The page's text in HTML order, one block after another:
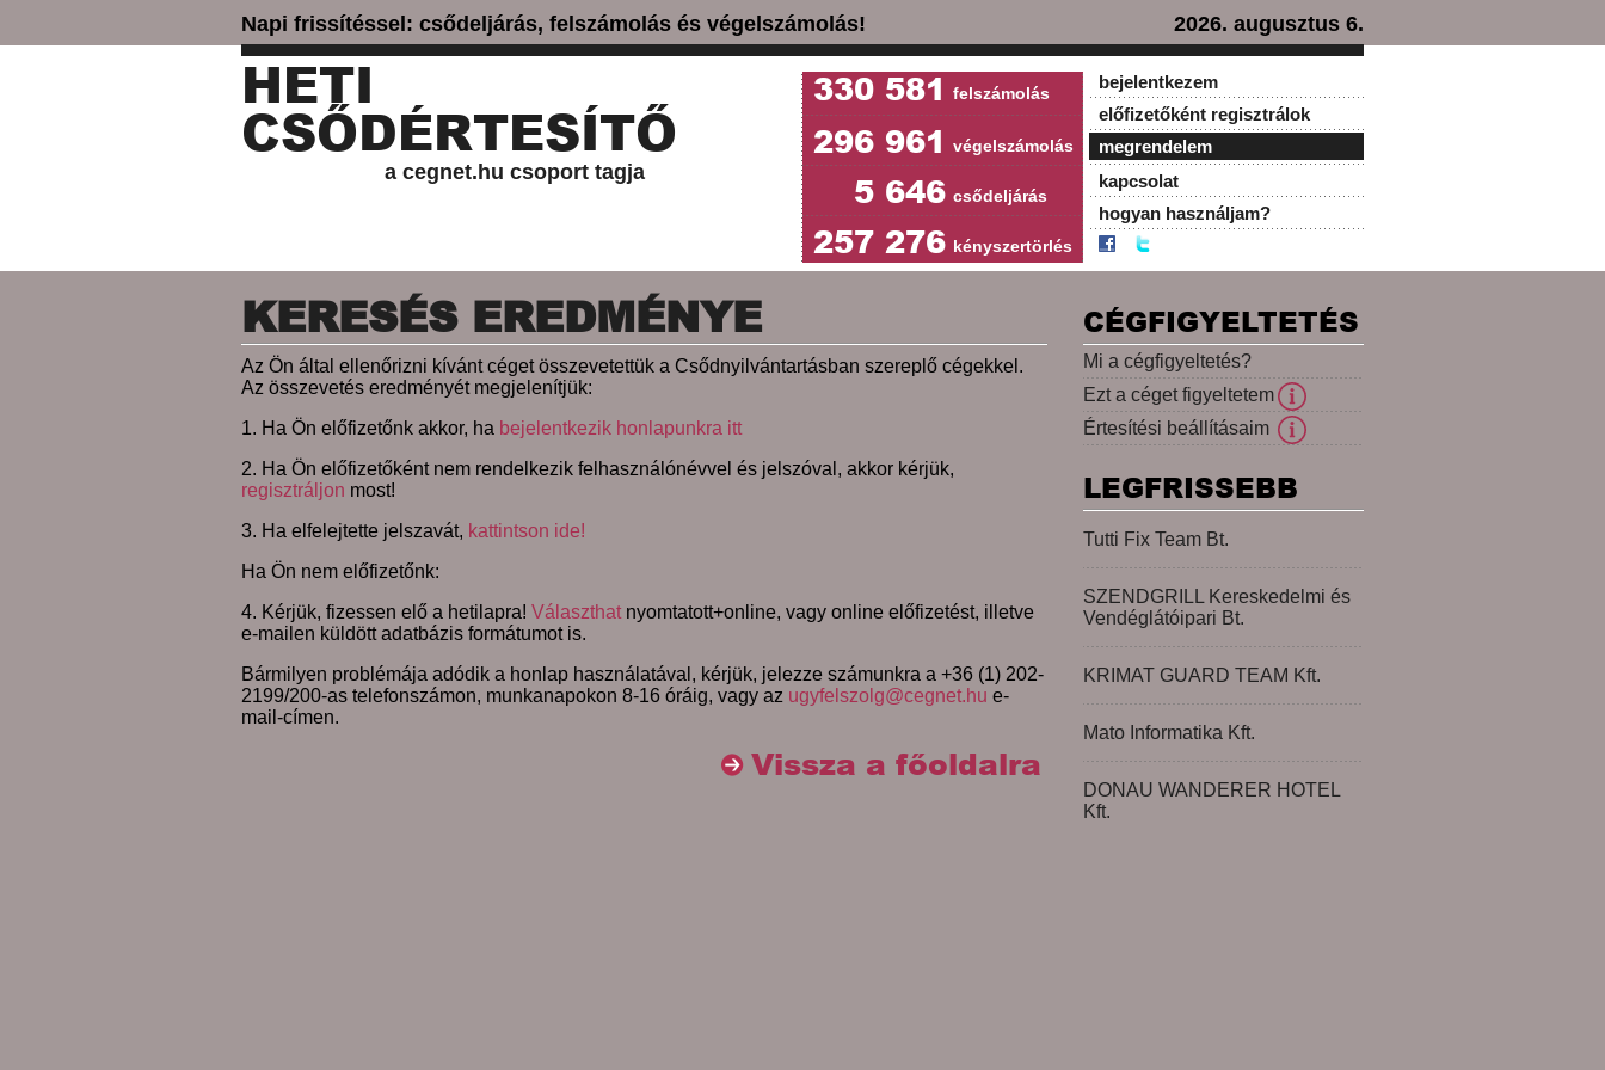
Napi frissítéssel: csődeljárás, felszámolás és végelszámolás! 2026. augusztus 6.
HETI
CSŐDÉRTESÍTŐ
a cegnet.hu csoport tagja
330 581 felszámolás
296 961 végelszámolás
5 646 csődeljárás
257 276 kényszertörlés
bejelentkezem
előfizetőként regisztrálok
megrendelem
kapcsolat
hogyan használjam?
KERESÉS EREDMÉNYE
Az Ön által ellenőrizni kívánt céget összevetettük a Csődnyilvántartásban szereplő cégekkel.
Az összevetés eredményét megjelenítjük:
1. Ha Ön előfizetőnk akkor, ha bejelentkezik honlapunkra itt
2. Ha Ön előfizetőként nem rendelkezik felhasználónévvel és jelszóval, akkor kérjük,
regisztráljon most!
3. Ha elfelejtette jelszavát, kattintson ide!
Ha Ön nem előfizetőnk:
4. Kérjük, fizessen elő a hetilapra! Választhat nyomtatott+online, vagy online előfizetést, illetve
e-mailen küldött adatbázis formátumot is.
Bármilyen problémája adódik a honlap használatával, kérjük, jelezze számunkra a +36 (1) 202-
2199/200-as telefonszámon, munkanapokon 8-16 óráig, vagy az ugyfelszolg@cegnet.hu e-
mail-címen.
Vissza a főoldalra
CÉGFIGYELTETÉS
Mi a cégfigyeltetés?
Ezt a céget figyeltetem
Értesítési beállításaim
LEGFRISSEBB
Tutti Fix Team Bt.
SZENDGRILL Kereskedelmi és
Vendéglátóipari Bt.
KRIMAT GUARD TEAM Kft.
Mato Informatika Kft.
DONAU WANDERER HOTEL
Kft.